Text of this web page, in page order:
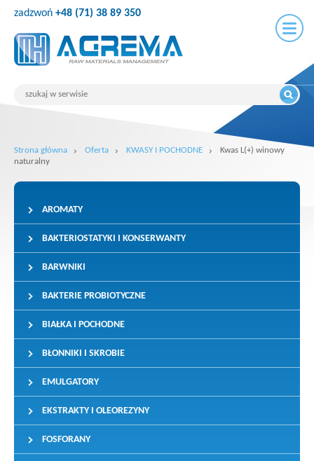
zadzwoń +48 (71) 38 89 350
Strona główna Oferta KWASY I POCHODNE
Kwas L(+) winowy
naturalny
AROMATY
BAKTERIOSTATYKI I KONSERWANTY
BARWNIKI
BAKTERIE PROBIOTYCZNE
BIAŁKA I POCHODNE
BŁONNIKI I SKROBIE
EMULGATORY
EKSTRAKTY I OLEOREZYNY
FOSFORANY